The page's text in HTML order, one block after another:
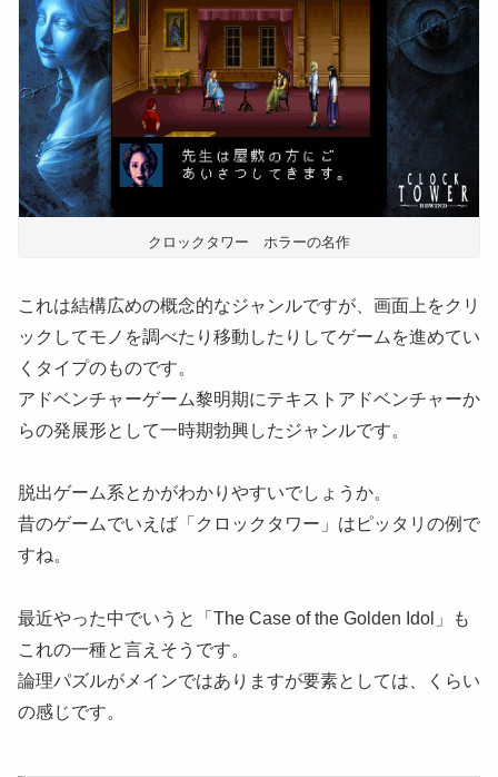
クロックタワー ホラーの名作
これは結構広めの概念的なジャンルですが、画面上をクリ
ックしてモノを調べたり移動したりしてゲームを進めてい
くタイプのものです。
アドベンチャーゲーム黎明期にテキストアドベンチャーか
らの発展形として一時期勃興したジャンルです。
脱出ゲーム系とかがわかりやすいでしょうか。
昔のゲームでいえば「クロックタワー」はピッタリの例で
すね。
最近やった中でいうと「The Case of the Golden Idol」も
これの一種と言えそうです。
論理パズルがメインではありますが要素としては、くらい
の感じです。